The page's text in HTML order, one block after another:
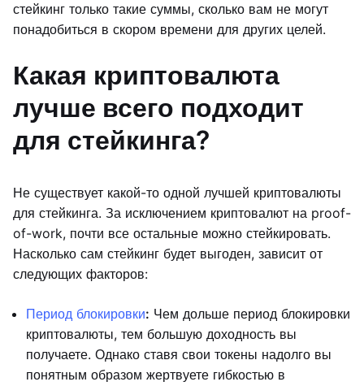
стейкинг только такие суммы, сколько вам не могут
понадобиться в скором времени для других целей.
Какая криптовалюта
лучше всего подходит
для стейкинга?
Не существует какой-то одной лучшей криптовалюты
для стейкинга. За исключением криптовалют на proof-
of-work, почти все остальные можно стейкировать.
Насколько сам стейкинг будет выгоден, зависит от
следующих факторов:
Период блокировки: Чем дольше период блокировки
криптовалюты, тем большую доходность вы
получаете. Однако ставя свои токены надолго вы
понятным образом жертвуете гибкостью в